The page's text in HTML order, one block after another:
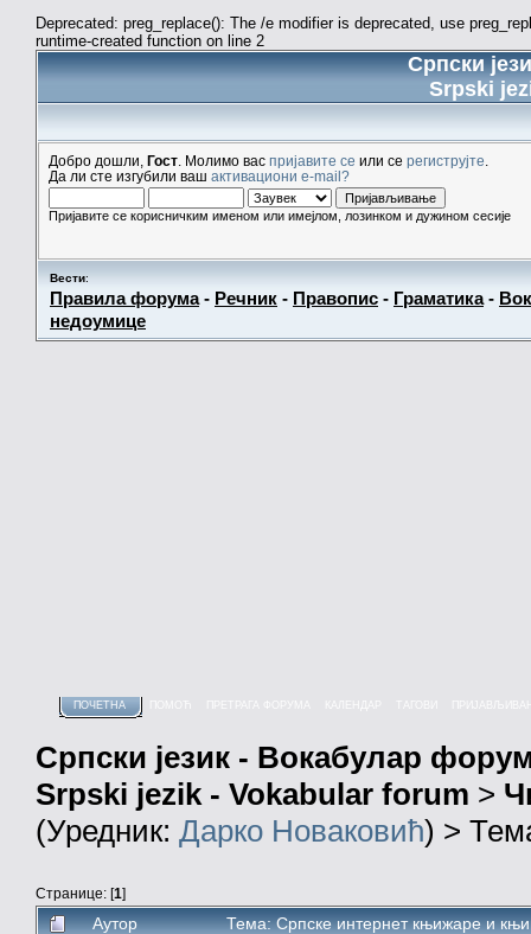
Deprecated: preg_replace(): The /e modifier is deprecated, use
runtime-created function on line 2
Српски
Srpski
Добро дошли, Гост . Молимо вас пријавите се или се региструјте
Да ли сте изгубили ваш активациони e-mail?
Пријавите се корисничким именом или имејлом, лозинком и дужином сесије
Вести:
Правила форума- Речник - Правопис - Граматика-
недоумице
ПОЧЕТНА КАЛЕНДАР
Српски језик - Вокабулар
Srpski jezik - Vokabular forum >
(Уредник: Дарко Новаковић) >
Странице: [1]
Аутор Тема: Српске интернет књижаре и